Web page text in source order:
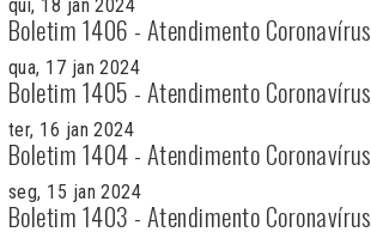
qui, 18 jan 2024
Boletim 1406 - Atendimento Coronavírus
qua, 17 jan 2024
Boletim 1405 - Atendimento Coronavírus
ter, 16 jan 2024
Boletim 1404 - Atendimento Coronavírus
seg, 15 jan 2024
Boletim 1403 - Atendimento Coronavírus